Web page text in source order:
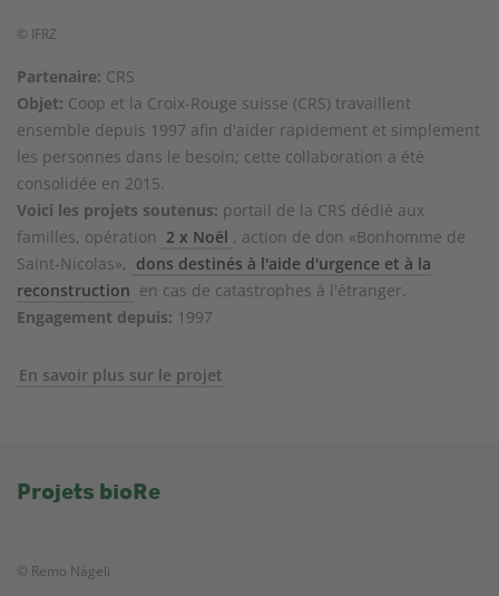
© IFRZ
Partenaire: CRS
Objet: Coop et la Croix-Rouge suisse (CRS) travaillent
ensemble depuis 1997 afin d'aider rapidement et simplement
les personnes dans le besoin; cette collaboration a été
consolidée en 2015.
Voici les projets soutenus: portail de la CRS dédié aux
familles, opération 2 x Noël , action de don «Bonhomme de
Saint-Nicolas», dons destinés à l'aide d'urgence et à la
reconstruction en cas de catastrophes à l'étranger.
Engagement depuis: 1997
En savoir plus sur le projet
Projets bioRe
© Remo Nägeli